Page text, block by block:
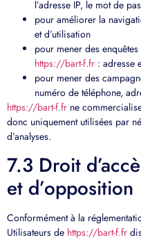
l’adresse IP, le mot de
pour améliorer la
et d’utilisation
pour mener des
https://bart-f.fr : adresse
pour mener des
numéro de téléphone,
https://bart-f.fr ne
donc uniquement utilisées par
d’analyses.
7.3 Droit
et d’opposition
Conformément à la
Utilisateurs de https://bart-f.fr